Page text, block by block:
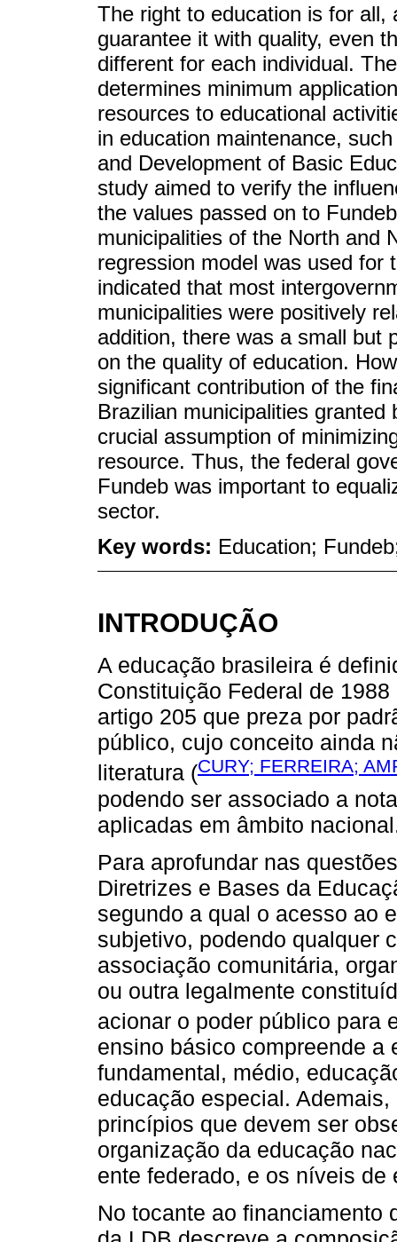
The right to education is for
guarantee it with quality, even
different for each individual.
determines minimum
resources to educational
in education maintenance,
and Development of Basic
study aimed to verify the
the values passed on to
municipalities of the North and
regression model was used for
indicated that most
municipalities were positively
addition, there was a small but
on the quality of education.
significant contribution of the
Brazilian municipalities
crucial assumption of
resource. Thus, the federal
Fundeb was important to
sector.
Key words: Education;
INTRODUÇÃO
A educação brasileira é
Constituição Federal de
artigo 205 que preza por
público, cujo conceito ainda
literatura (CURY; FERREIRA;
podendo ser associado a
aplicadas em âmbito
Para aprofundar nas
Diretrizes e Bases da
segundo a qual o acesso ao
subjetivo, podendo qualquer
associação comunitária,
ou outra legalmente
acionar o poder público para
ensino básico compreende a
fundamental, médio,
educação especial.
princípios que devem ser
organização da educação
ente federado, e os níveis de
No tocante ao financiamento